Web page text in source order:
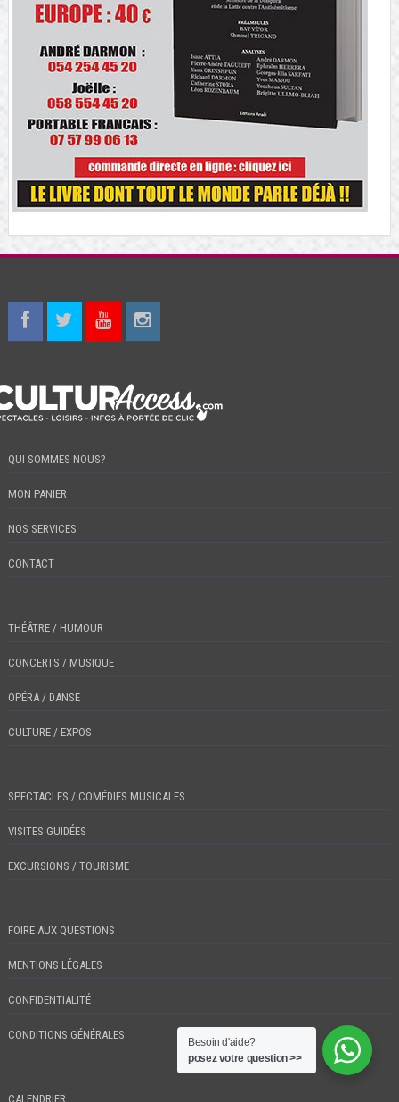
QUI SOMMES-NOUS?
MON PANIER
NOS SERVICES
CONTACT
THÉÂTRE / HUMOUR
CONCERTS / MUSIQUE
OPÉRA / DANSE
CULTURE / EXPOS
SPECTACLES / COMÉDIES MUSICALES
VISITES GUIDÉES
EXCURSIONS / TOURISME
FOIRE AUX QUESTIONS
MENTIONS LÉGALES
CONFIDENTIALITÉ
CONDITIONS GÉNÉRALES
CALENDRIER
Besoin d'aide?
posez votre question >>